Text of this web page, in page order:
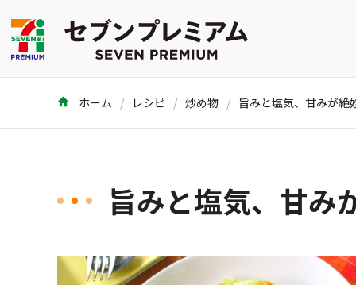
ホーム レシピ 炒め物
旨みと塩気、甘み